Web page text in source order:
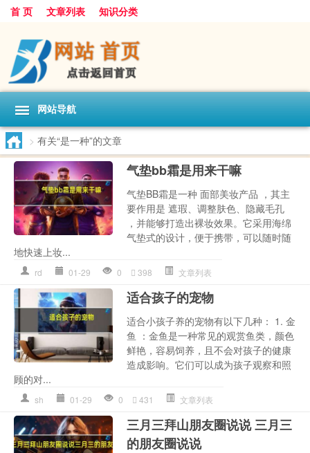
首 页 文章列表 知识分类
网站导航
> 有关“是一种”的文章
气垫bb霜是用来干嘛
气垫BB霜是一种 面部美妆产品 ，其主
要作用是 遮瑕、调整肤色、隐藏毛孔
，并能够打造出裸妆效果。它采用海绵
气垫式的设计，便于携带，可以随时随
地快速上妆...
rd 01-29 0 398 文章列表
适合孩子的宠物
适合小孩子养的宠物有以下几种： 1. 金
鱼 ：金鱼是一种常见的观赏鱼类，颜色
鲜艳，容易饲养，且不会对孩子的健康
造成影响。它们可以成为孩子观察和照
顾的对...
sh 01-29 0 431 文章列表
三月三拜山朋友圈说说 三月三
的朋友圈说说